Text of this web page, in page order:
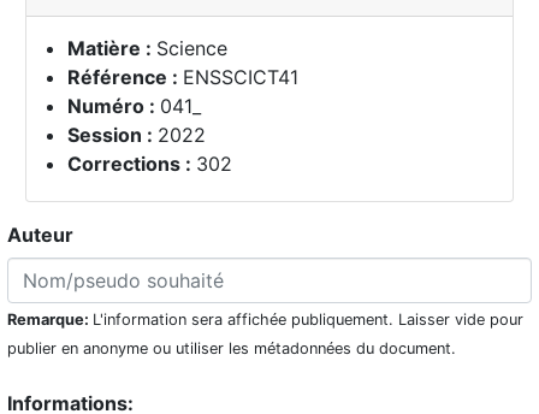
Matière : Science
Référence : ENSSCICT41
Numéro : 041_
Session : 2022
Corrections : 302
Auteur
Remarque: L'information sera affichée publiquement. Laisser vide pour
publier en anonyme ou utiliser les métadonnées du document.
Informations: